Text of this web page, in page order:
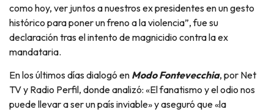
como hoy, ver juntos a nuestros ex presidentes en un gesto
histórico para poner un freno a la violencia”, fue su
declaración tras el intento de magnicidio contra la ex
mandataria.
En los últimos días dialogó en Modo Fontevecchia, por Net
TV y Radio Perfil, donde analizó: «El fanatismo y el odio nos
puede llevar a ser un país inviable» y aseguró que «la